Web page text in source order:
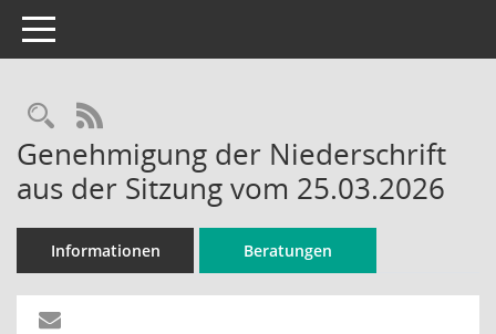
Toggle navigation
Rechercheauswahl
RSS-Feed
Genehmigung der Niederschrift
aus der Sitzung vom 25.03.2026
Informationen Beratungen